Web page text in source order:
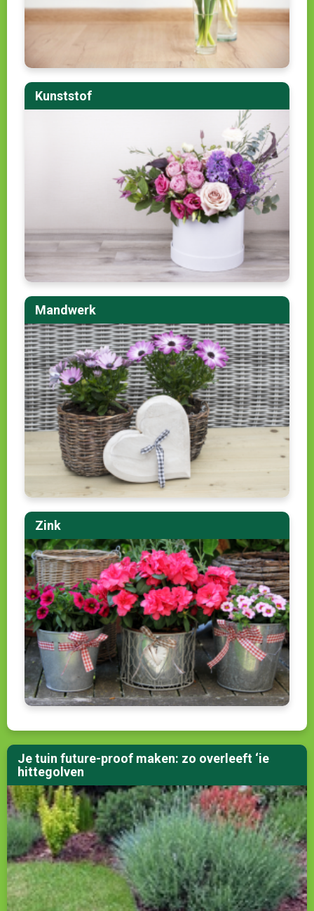
Kunststof
Mandwerk
Zink
Je tuin future-proof maken: zo overleeft ‘ie
hittegolven